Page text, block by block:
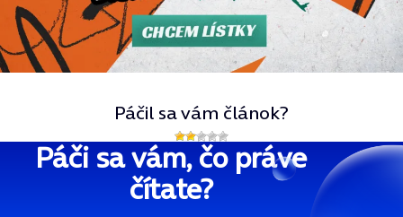
Páčil sa vám článok?
Páči sa vám, čo práve
čítate?